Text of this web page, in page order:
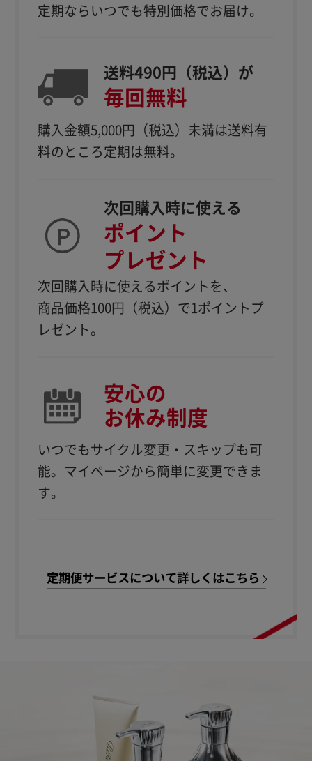
定期ならいつでも特別価格でお届け。
送料490円（税込）が
毎回無料
購入金額5,000円（税込） 未満は送料有
料のところ定期は無料。
次回購入時に使える
ポイント
プレゼント
次回購入時に使えるポイントを、
商品価格100円（税込）で1ポイントプ
レゼント。
安心の
お休み制度
いつでもサイクル変更・スキップも可
能。 マイページから簡単に変更できま
す。
定期便サービスについて詳しくはこちら